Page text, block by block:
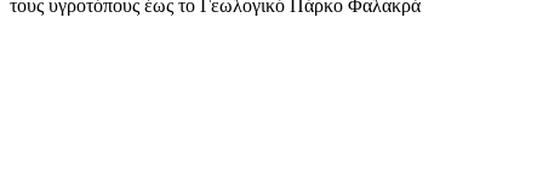
τους υγροτόπους έως το Γεωλογικό Πάρκο Φαλακρά